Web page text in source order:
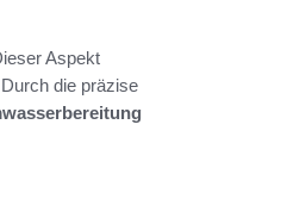
Aspekt
die präzise